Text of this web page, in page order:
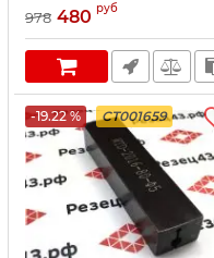
978 480 руб
-19.22 % CT001659